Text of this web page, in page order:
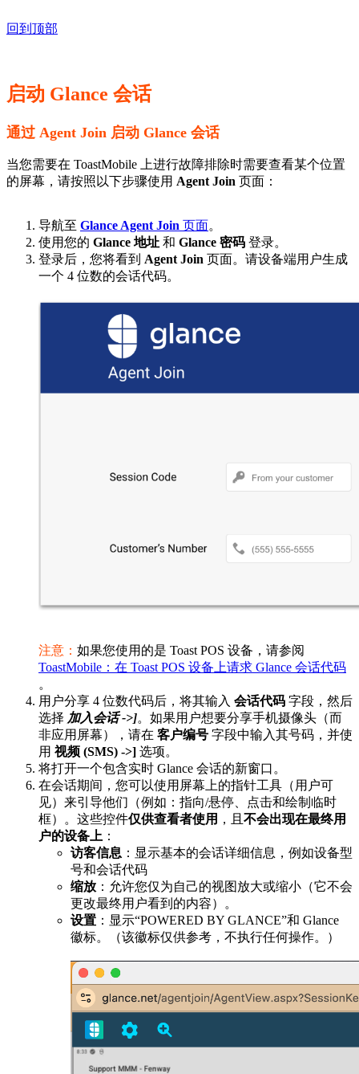
回到顶部
启动 Glance 会话
通过 Agent Join 启动 Glance 会话
当您需要在 ToastMobile 上进行故障排除时需要查看某个位置
的屏幕，请按照以下步骤使用 Agent Join 页面：
导航至 Glance Agent Join 页面。
使用您的 Glance 地址 和 Glance 密码 登录。
登录后，您将看到 Agent Join 页面。请设备端用户生成
一个 4 位数的会话代码。
注意： 如果您使用的是 Toast POS 设备，请参阅
ToastMobile：在 Toast POS 设备上请求 Glance 会话代码
。
用户分享 4 位数代码后，将其输入 会话代码 字段，然后
选择 加入会话 ->]。如果用户想要分享手机摄像头（而
非应用屏幕），请在 客户编号 字段中输入其号码，并使
用 视频 (SMS) ->] 选项。
将打开一个包含实时 Glance 会话的新窗口。
在会话期间，您可以使用屏幕上的指针工具（用户可
见）来引导他们（例如：指向/悬停、点击和绘制临时
框）。这些控件仅供查看者使用 ，且 不会出现在最终用
户的设备上 ：
访客信息 ：显示基本的会话详细信息，例如设备型
号和会话代码
缩放 ：允许您仅为自己的视图放大或缩小（它不会
更改最终用户看到的内容）。
设置 ：显示“POWERED BY GLANCE”和 Glance
徽标。（该徽标仅供参考，不执行任何操作。）